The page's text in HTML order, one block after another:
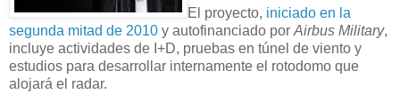
El proyecto, iniciado en la
segunda mitad de 2010 y autofinanciado por Airbus Military,
incluye actividades de I+D, pruebas en túnel de viento y
estudios para desarrollar internamente el rotodomo que
alojará el radar.